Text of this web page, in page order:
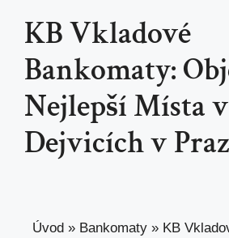
KB Vkladové
Bankomaty:
Nejlepší Místa v
Dejvicích v
Úvod » Bankomaty » KB